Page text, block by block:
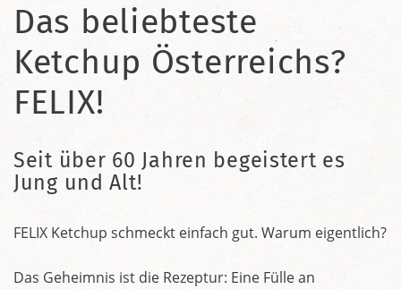
Das beliebteste
Ketchup Österreichs?
FELIX!
Seit über 60 Jahren begeistert es
Jung und Alt!
FELIX Ketchup schmeckt einfach gut. Warum eigentlich?
Das Geheimnis ist die Rezeptur: Eine Fülle an